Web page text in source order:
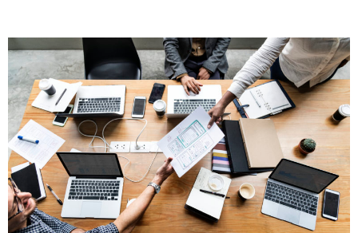
Thai
Bahasa
Melayu
Bahasa
Vietnam
Bahasa
Tamil